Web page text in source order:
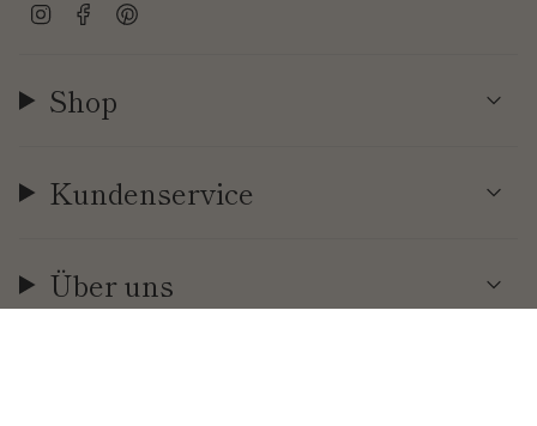
InstagramFacebook
Shop
Kundenservice
Über uns